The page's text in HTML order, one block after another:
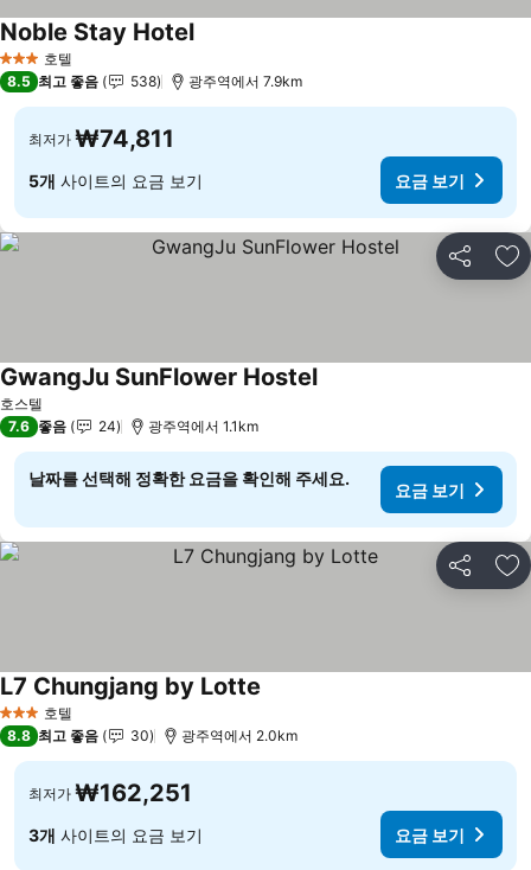
3 성급 호텔
Noble Stay Hotel요금 보기
8.5 최고 좋음 538 광주역에서 7.9km
최저가 ₩74,811
5개 사이트의 요금 보기 요금 보기
공유 즐
호스텔
GwangJu SunFlower Hostel요금 보기
7.6 좋음 24 광주역에서 1.1km
날짜를 선택해 정확한 요금을 확인해 주세요.
요금 보기
공유 즐
3 성급 호텔
L7 Chungjang by Lotte
8.8 최고 좋음 30 광주역에서 2.0km
최저가 ₩162,251
3개 사이트의 요금 보기 요금 보기